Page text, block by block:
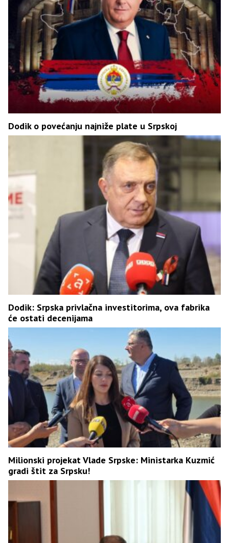
Dodik o povećanju najniže plate u Srpskoj
Dodik: Srpska privlačna investitorima, ova fabrika
će ostati decenijama
Milionski projekat Vlade Srpske: Ministarka Kuzmić
gradi štit za Srpsku!